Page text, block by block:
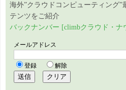
海外”クラウドコンピューティング
テンツをご紹介
バックナンバー [climbクラウド・ナ